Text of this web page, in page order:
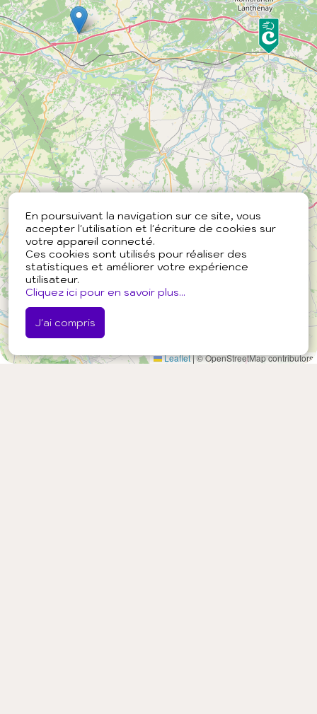
En poursuivant la navigation sur ce site, vous
accepter l'utilisation et l'écriture de cookies sur
votre appareil connecté.
Ces cookies sont utilisés pour réaliser des
statistiques et améliorer votre expérience
utilisateur.
Cliquez ici pour en savoir plus...
J'ai compris
Leaflet|© OpenStreetMap contributors